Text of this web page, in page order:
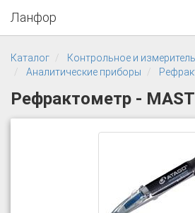
Ланфор
Каталог
Контрольное и
Аналитические приборы
Рефрактометр -